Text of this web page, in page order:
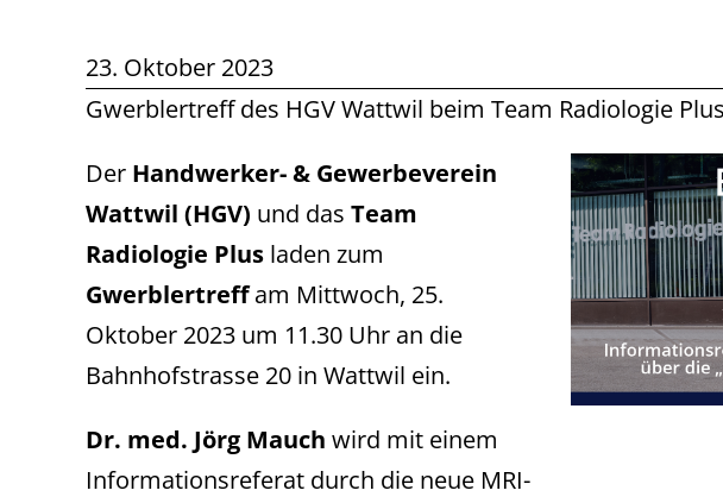
23. Oktober 2023
Gwerblertreff des HGV Wattwil beim Team Radiologie Plus
Der Handwerker- & Gewerbeverein
Wattwil (HGV) und das Team
Radiologie Plusladen zum
Gwerblertreffam Mittwoch, 25.
Oktober 2023 um 11.30 Uhr an die
Bahnhofstrasse 20 in Wattwil ein.
Dr. med. Jörg Mauch wird mit einem
Informationsreferat durch die neue MRI-